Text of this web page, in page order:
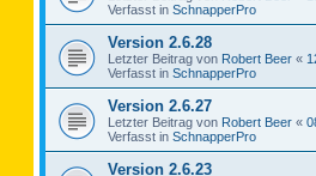
Verfasst in SchnapperPro
Version 2.6.28
Letzter Beitrag von Robert Beer «
Verfasst in SchnapperPro
Version 2.6.27
Letzter Beitrag von Robert Beer «
Verfasst in SchnapperPro
Version 2.6.23